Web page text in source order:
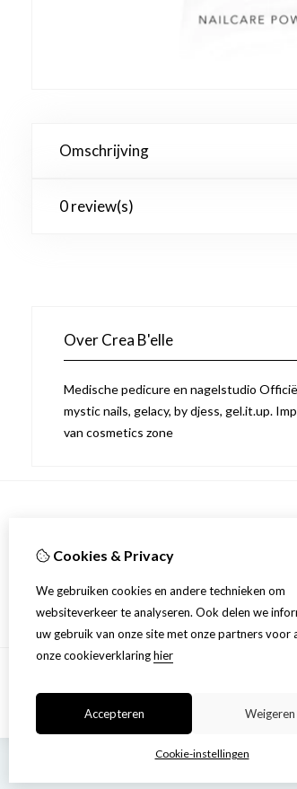
Omschrijving
0 review(s)
Over Crea B'elle
Medische pedicure en nagelstudio
mystic nails, gelacy, by djess, gel.it.up.
van cosmetics zone
Over ons
Algemene voorwaarden
Cookies & Privacy
We gebruiken cookies en andere technieken om
websiteverkeer te analyseren. Ook delen we
uw gebruik van onze site met onze partners voor
onze cookieverklaringhier
Accepteren Weigeren
Cookie-instellingen